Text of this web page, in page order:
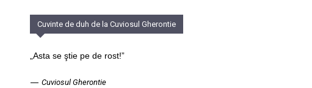
Cuvinte de duh de la Cuviosul Gherontie
„Asta se ştie pe de rost!”
— Cuviosul Gherontie